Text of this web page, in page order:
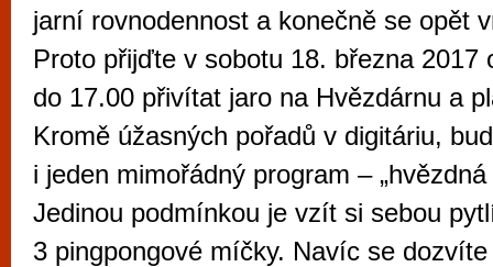
jarní rovnodennost a konečně se opět
Proto přijďte v sobotu 18. března 2017
do 17.00 přivítat jaro na Hvězdárnu a
Kromě úžasných pořadů v digitáriu,
i jeden mimořádný program –
Jedinou podmínkou je vzít si sebou
3 pingpongové míčky. Navíc se
Brno je
zajímavé
restaurace,
Mimo jiné je ale také místem, kde si
vyzkoušet různé kasinové hry. V
metropoli naleznete širokou nabídku her
po moderní automaty jak pro pravidelné
příležitostné hráče. V...